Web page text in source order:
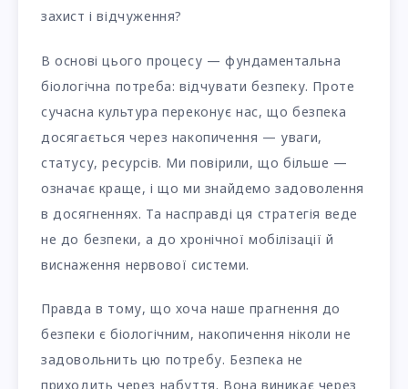
захист і відчуження?
В основі цього процесу — фундаментальна
біологічна потреба: відчувати безпеку. Проте
сучасна культура переконує нас, що безпека
досягається через накопичення — уваги,
статусу, ресурсів. Ми повірили, що більше —
означає краще, і що ми знайдемо задоволення
в досягненнях. Та насправді ця стратегія веде
не до безпеки, а до хронічної мобілізації й
виснаження нервової системи.
Правда в тому, що хоча наше прагнення до
безпеки є біологічним, накопичення ніколи не
задовольнить цю потребу. Безпека не
приходить через набуття. Вона виникає через